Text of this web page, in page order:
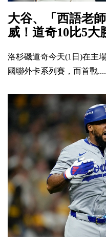
大谷、「西語老
威！道奇10比5大
洛杉磯道奇今天(1日)在主
國聯外卡系列賽，而首戰